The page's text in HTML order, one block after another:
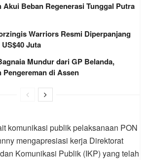
Akui Beban Regenerasi Tunggal Putra
Warriors Resmi Diperpanjang
Juta
Mundur dari GP Belanda,
Pengereman di Assen
komunikasi publik pelaksanaan PON
mengapresiasi kerja Direktorat
Komunikasi Publik (IKP) yang telah